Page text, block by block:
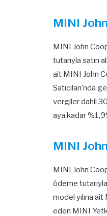
MINI
MINI John
tutarıyla satın
ait MINI John
vergiler dahil
aya kadar
MINI
MINI John
ödeme
model yılına
eden MINI